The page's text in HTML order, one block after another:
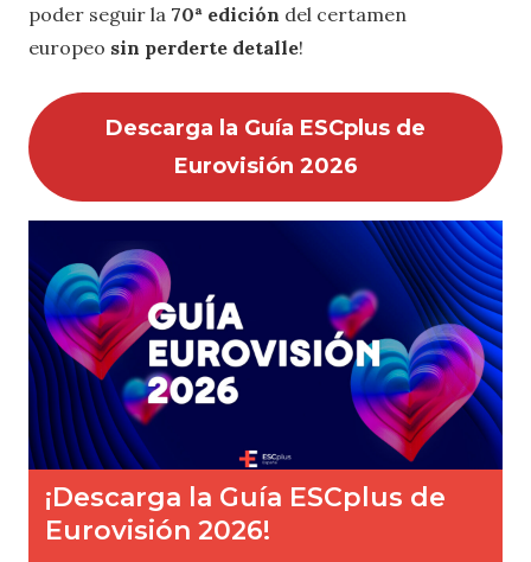
poder seguir la 70ª edición del certamen
europeo sin perderte detalle!
Descarga la Guía ESCplus de
Eurovisión 2026